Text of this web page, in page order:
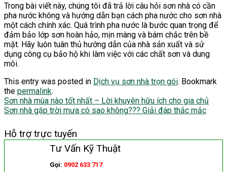
Trong bài viết này, chúng tôi đã trả lời câu hỏi sơn nhà có cần
pha nước không và hướng dẫn bạn cách pha nước cho sơn nhà
một cách chính xác. Quá trình pha nước là bước quan trọng để
đảm bảo lớp sơn hoàn hảo, mịn màng và bám chắc trên bề
mặt. Hãy luôn tuân thủ hướng dẫn của nhà sản xuất và sử
dụng công cụ bảo hộ khi làm việc với các chất sơn và dung
môi.
This entry was posted in Dịch vụ sơn nhà trọn gói. Bookmark
the permalink.
Sơn nhà mùa nào tốt nhất – Lời khuyên hữu ích cho gia chủ
Sơn nhà gặp trời mưa có sao không??? Giải đáp thắc mắc
Hỗ trợ trực tuyến
Tư Vấn Kỹ Thuật
Gọi: 0902 633 717